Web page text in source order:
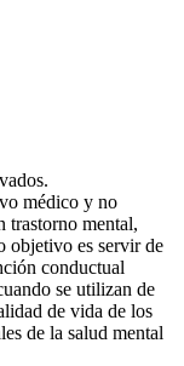
médico y no
trastorno mental,
objetivo es servir de
conductual
se utilizan de
de vida de los
de la salud mental